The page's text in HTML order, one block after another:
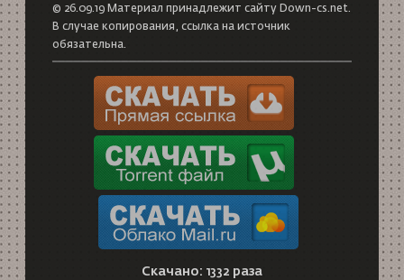
© 26.09.19 Материал принадлежит сайту Down-cs.net.
В случае копирования, ссылка на источник
обязательна.
Скачано: 1332 раза